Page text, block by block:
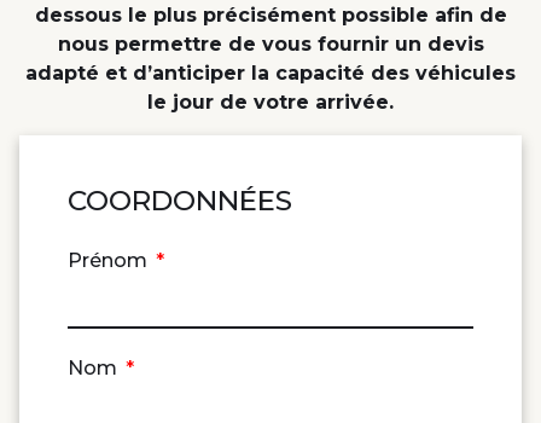
dessous le plus précisément possible afin de
nous permettre de vous fournir un devis
adapté et d’anticiper la capacité des véhicules
le jour de votre arrivée.
COORDONNÉES
Prénom
Nom